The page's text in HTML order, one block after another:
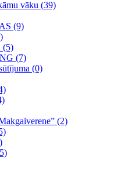
vāku (39)
(9)
(5)
(7)
(0)
(2)